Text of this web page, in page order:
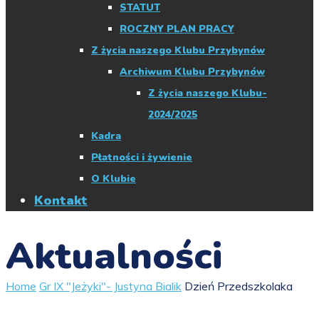
STATUT
ROCZNY PLAN PRACY
Z życia naszego Klubu Przybynów
Archiwum Klubu Przybynów
Z życia naszego Klubu-
2024/2025
Kadra
Płatności i żywienie
O Klubie
Kontakt
Aktualności
Home Gr IX "Jeżyki"- Justyna Bialik Dzień Przedszkolaka